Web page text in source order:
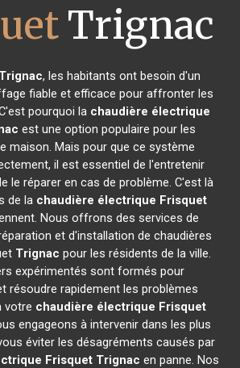
Trignac
Trignac, les habitants ont besoin d'un
fiable et efficace pour affronter les
pourquoi la chaudière électrique
est une option populaire pour les
maison. Mais pour que ce système
il est essentiel de l'entretenir
le réparer en cas de problème. C'est là
de la chaudière électrique Frisquet
Nous offrons des services de
et d'installation de chaudières
Trignac pour les résidents de la ville.
expérimentés sont formés pour
résoudre rapidement les problèmes
votre chaudière électrique Frisquet
engageons à intervenir dans les plus
éviter les désagréments causés par
Frisquet Trignac en panne. Nos